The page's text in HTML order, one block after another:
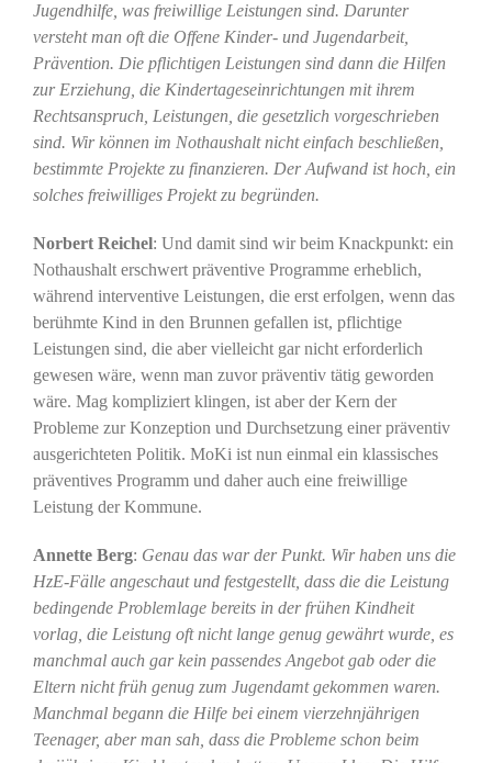
Jugendhilfe, was freiwillige Leistungen sind. Darunter
versteht man oft die Offene Kinder- und Jugendarbeit,
Prävention. Die pflichtigen Leistungen sind dann die Hilfen
zur Erziehung, die Kindertageseinrichtungen mit ihrem
Rechtsanspruch, Leistungen, die gesetzlich vorgeschrieben
sind. Wir können im Nothaushalt nicht einfach beschließen,
bestimmte Projekte zu finanzieren. Der Aufwand ist hoch, ein
solches freiwilliges Projekt zu begründen.
Norbert Reichel: Und damit sind wir beim Knackpunkt: ein
Nothaushalt erschwert präventive Programme erheblich,
während interventive Leistungen, die erst erfolgen, wenn das
berühmte Kind in den Brunnen gefallen ist, pflichtige
Leistungen sind, die aber vielleicht gar nicht erforderlich
gewesen wäre, wenn man zuvor präventiv tätig geworden
wäre. Mag kompliziert klingen, ist aber der Kern der
Probleme zur Konzeption und Durchsetzung einer präventiv
ausgerichteten Politik. MoKi ist nun einmal ein klassisches
präventives Programm und daher auch eine freiwillige
Leistung der Kommune.
Annette Berg: Genau das war der Punkt. Wir haben uns die
HzE-Fälle angeschaut und festgestellt, dass die die Leistung
bedingende Problemlage bereits in der frühen Kindheit
vorlag, die Leistung oft nicht lange genug gewährt wurde, es
manchmal auch gar kein passendes Angebot gab oder die
Eltern nicht früh genug zum Jugendamt gekommen waren.
Manchmal begann die Hilfe bei einem vierzehnjährigen
Teenager, aber man sah, dass die Probleme schon beim